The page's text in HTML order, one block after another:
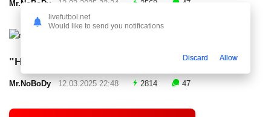
Mr.NoBoDy 12.03.2025 23:24 2568 47
"Нефтчи" тақдимот маросими ўтказди
Mr.NoBoDy 12.03.2025 22:48 2814 47
livefutbol.net
Would like to send you notifications
Discard Allow